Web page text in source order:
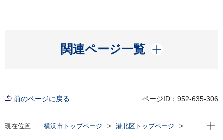
関連ページ一覧
開く
前のページに戻る ページID：952-635-306
現在位置 横浜市トップページ
港北区トップページ
現在